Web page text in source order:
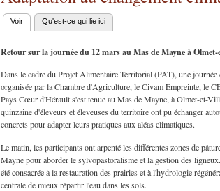
Onglets principaux
Voir (onglet actif)
Qu'est-ce qui lie ici
Retour sur la journée du 12 mars au Mas de Mayne à
Dans le cadre du Projet Alimentaire Territorial (PAT), une journée
organisée par la Chambre d'Agriculture, le Civam Empreinte, le
Pays Cœur d'Hérault s'est tenue au Mas de Mayne, à Olmet-et-
quinzaine d'éleveurs et éleveuses du territoire ont pu échanger
concrets pour adapter leurs pratiques aux aléas climatiques.
Le matin, les participants ont arpenté les différentes zones de
Mayne pour aborder le sylvopastoralisme et la gestion des
été consacrée à la restauration des prairies et à l'hydrologie
centrale de mieux répartir l'eau dans les sols.